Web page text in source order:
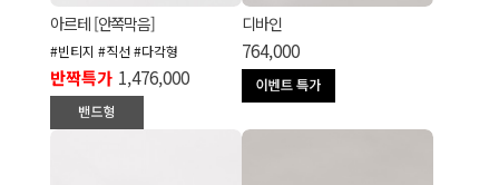
아르테 [안쪽막음]
#빈티지 #직선 #다각형
반짝특가 1,476,000
디바인
764,000